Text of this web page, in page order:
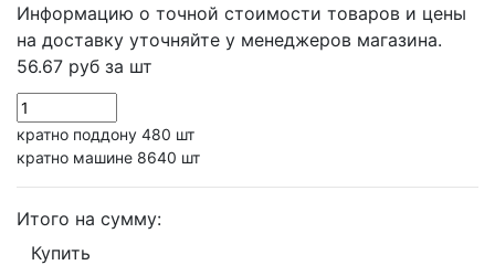
Информацию о точной стоимости товаров и цены
на доставку уточняйте у менеджеров магазина.
56.67 руб за шт
кратно поддону 480 шт
кратно машине 8640 шт
Итого на сумму:
Купить